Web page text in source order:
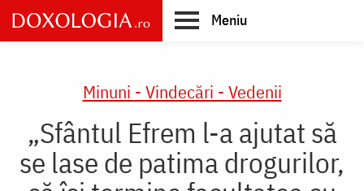
Skip
to
main
Meniu
Minuni - Vindecări - Vedenii
„Sfântul Efrem l-a ajutat să
se lase de patima drogurilor,